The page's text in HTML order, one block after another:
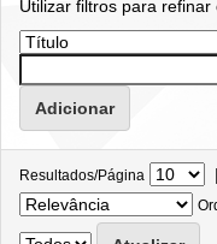
Utilizar filtros para refinar
Resultados/Página